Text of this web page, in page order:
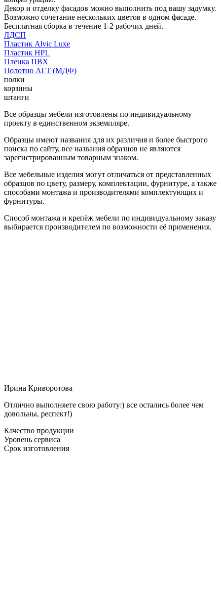
Декор и отделку фасадов можно выполнить под вашу задумку.
Возможно сочетание нескольких цветов в одном фасаде.
Бесплатная сборка в течение 1-2 рабочих дней.
ЛДСП
Пластик Alvic Luxe
Пластик HPL
Пленка ПВХ
Полотно АГТ (МДФ)
полки
корзины
штанги
Все образцы мебели изготовлены по индивидуальному
проекту в единственном экземпляре.
Образцы имеют названия для их различия и более быстрого
поиска по сайту, все названия образцов не являются
зарегистрированным товарным знаком.
Все мебельные изделия могут отличаться от представленных
образцов по цвету, размеру, комплектации, фурнитуре, а также
способами монтажа и производителями комплектующих и
фурнитуры.
Способ монтажа и крепёж мебели по индивидуальному заказу
выбирается производителем по возможности её применения.
Ирина Криворотова
Отлично выполняете свою работу:) все остались более чем
довольны, респект!)
Качество продукции
Уровень сервиса
Срок изготовления